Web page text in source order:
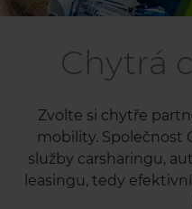
Chytrá
Zvolte si chytře
mobility. Společnost
služby carsharingu,
leasingu, tedy